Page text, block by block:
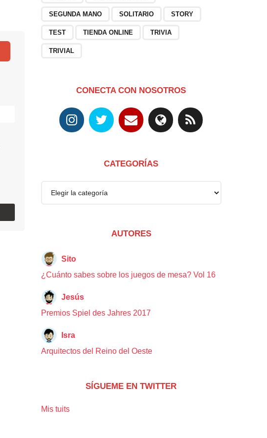
SEGUNDA MANO SOLITARIO STORY
TEST TIENDA ONLINE TRIVIA
TRIVIAL
CONECTA CON NOSOTROS
CATEGORÍAS
A
AUTORES
Sito
¿Cuánto sabes sobre los juegos de mesa? Vol 16
Jesús
Premios Spiel des Jahres 2017
Isra
Arquitectos del Reino del Oeste
SÍGUEME EN TWITTER
Mis tuits